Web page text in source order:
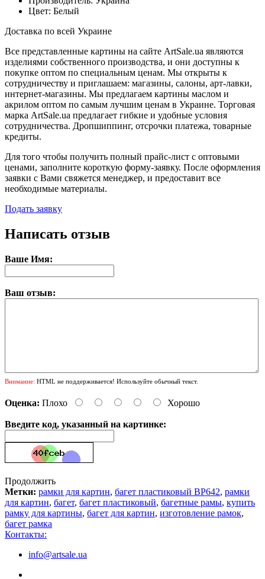
Цвет: Белый
Доставка по всей Украине
Все представленные картины на сайте ArtSale.ua являются
изделиями собственного производства, и они доступны к
покупке оптом по специальным ценам. Мы открыты к
сотрудничеству и приглашаем: магазины, салоны, арт-лавки,
интернет-магазины. Мы предлагаем картины маслом и
акрилом оптом по самым лучшим ценам в Украине. Торговая
марка ArtSale.ua предлагает гибкие и удобные условия
сотрудничества. Дропшиппинг, отсрочки платежа, товарные
кредиты.
Для того чтобы получить полный прайс-лист с оптовыми
ценами, заполните короткую форму-заявку. После оформления
заявки с Вами свяжется менеджер, и предоставит все
необходимые материалы.
Подать заявку
Написать отзыв
Ваше Имя:
Ваш отзыв:
Внимание: HTML не поддерживается! Используйте обычный текст.
Оценка: Плохо Хорошо
Введите код, указанный на картинке:
Продолжить
Метки: рамки для картин, багет пластиковый BP642, рамки
для картин, багет, багет пластиковый, багетные рамы, купить
рамку для картины, багет для картин, изготовление рамок,
багет рамка
Контакты:
info@artsale.ua